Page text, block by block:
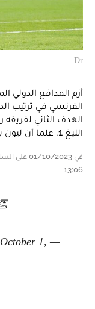
Dr
أزم المدافع الدولي
الفرنسي في ترتيب
الهدف الثاني لفريقه
الليغ 1، علما أن ليون يتذيل الترتيب بنقطتين.
13:06
— Mountakhab.net (@Mountakhabma)
October 1,